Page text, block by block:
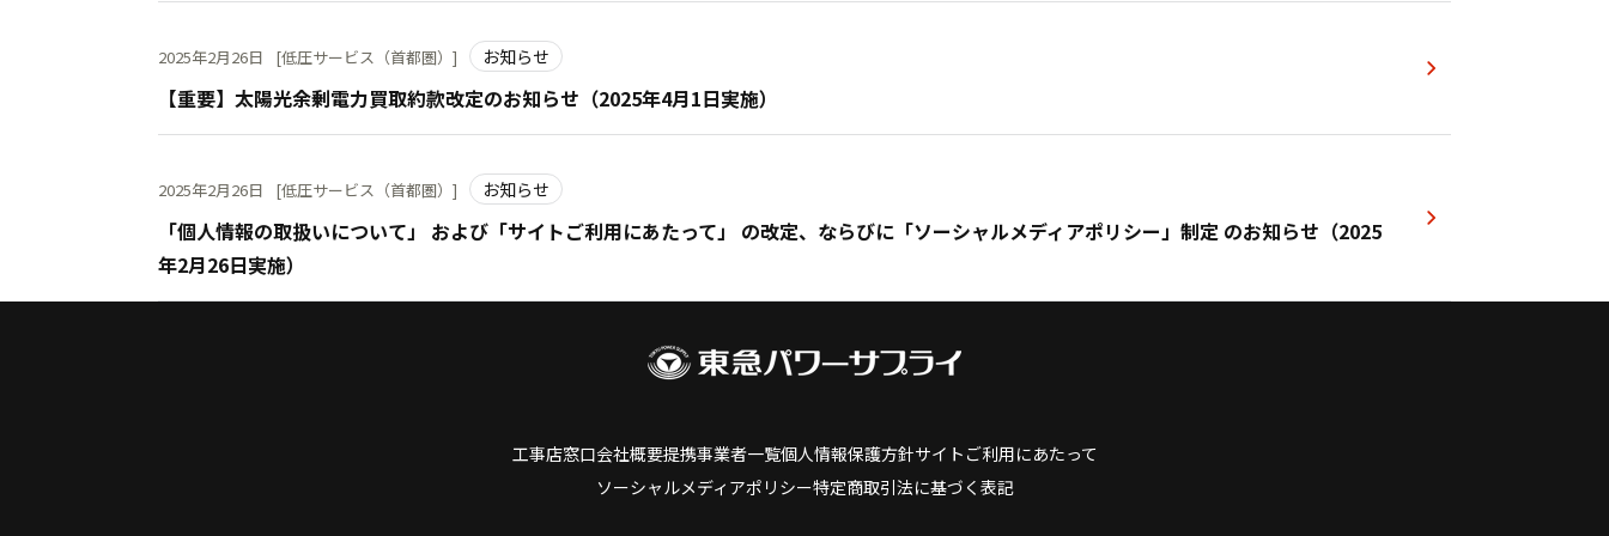
【重要】太陽光余剰電力買取約款改定のお知らせ（2025年4月1日実施）
2025年2月26日 [低圧サービス（首都圏）] お知らせ
「個人情報の取扱いについて」 および「サイトご利用にあたって」 の改定、ならびに「ソーシャルメディアポリシー」制定 のお知らせ（2025
年2月26日実施）
2025年2月26日 [低圧サービス（首都圏）] お知らせ
3 4 5 6 7 8 9 10 11
工事店窓口会社概要提携事業者一覧個人情報保護方針サイトご利用にあたって
ソーシャルメディアポリシー特定商取引法に基づく表記